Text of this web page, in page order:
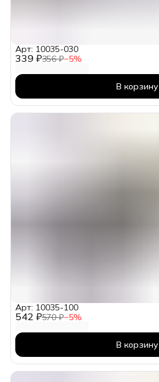
339 ₽356 ₽−5%
Арт: 10035-030
В корзину
542 ₽570 ₽−5%
Арт: 10035-100
В корзину